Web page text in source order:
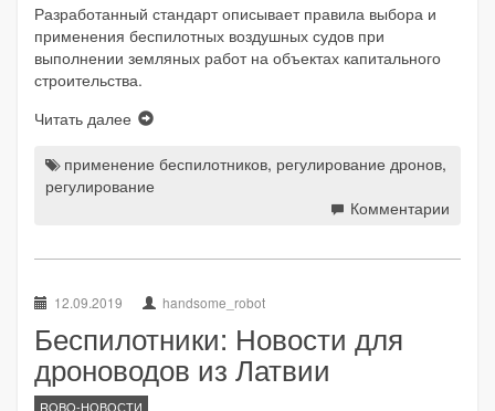
Разработанный стандарт описывает правила выбора и
применения беспилотных воздушных судов при
выполнении земляных работ на объектах капитального
строительства.
Читать далее
применение беспилотников, регулирование дронов,
регулирование
Комментарии
12.09.2019 handsome_robot
Беспилотники: Новости для
дроноводов из Латвии
ROBO-НОВОСТИ